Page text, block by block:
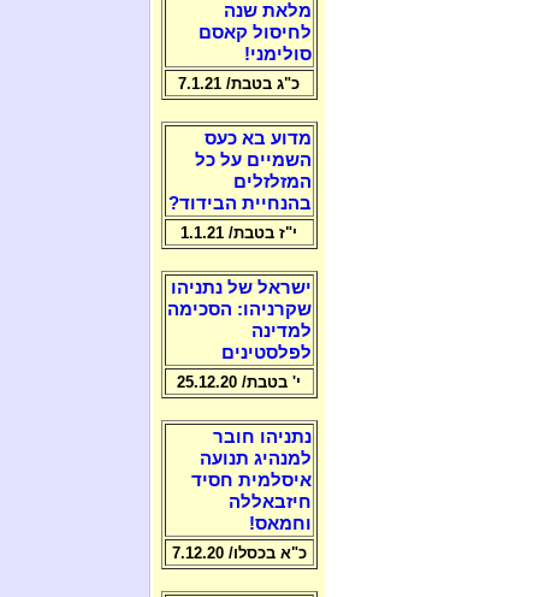
מלאת שנה
לחיסול קאסם
סולימני!
כ"ג בטבת/ 7.1.21
מדוע בא כעס
השמיים על כל
המזלזלים
בהנחיית הבידוד?
י"ז בטבת/ 1.1.21
ישראל של נתניהו
שקרניהו: הסכימה
למדינה
לפלסטינים
י' בטבת/ 25.12.20
נתניהו חובר
למנהיג תנועה
איסלמית חסיד
חיזבאללה
וחמאס!
כ"א בכסלו/ 7.12.20